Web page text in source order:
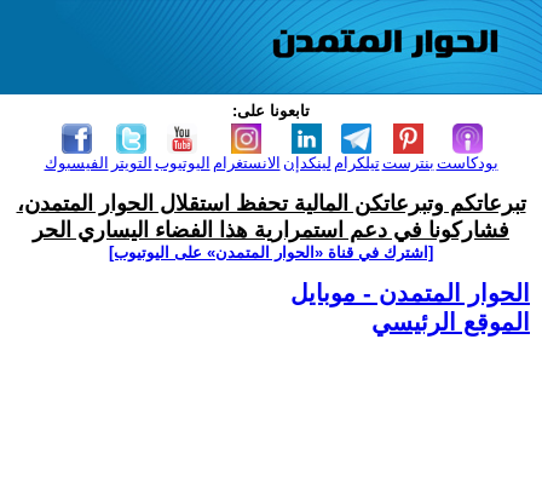
تابعونا على:
الفيسبوك التويتر اليوتيوب الانستغرام لينكدإن تيلكرامبنترست بودكاست
تبرعاتكم وتبرعاتكن المالية تحفظ استقلال الحوار المتمدن،
فشاركونا في دعم استمرارية هذا الفضاء اليساري الحر
[اشترك في قناة ‫«الحوار المتمدن» على اليوتيوب]
الحوار المتمدن - موبايل
الموقع الرئيسي